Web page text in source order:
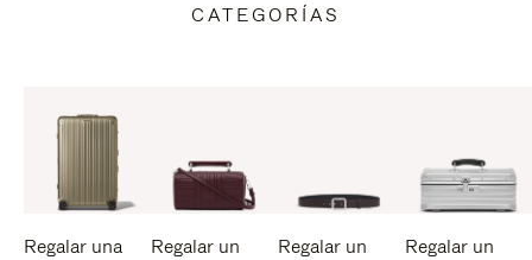
CATEGORÍAS
Regalar una
Regalar un
Regalar un
Regalar un